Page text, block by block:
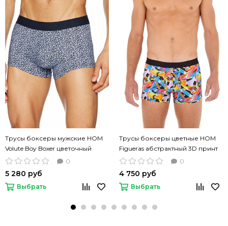
Трусы боксеры мужские HOM
Volute Boy Boxer цветочный
узор
0
5 280 руб
Выбрать
Трусы боксеры цветные HOM
Figueras абстрактный 3D принт
0
4 750 руб
Выбрать